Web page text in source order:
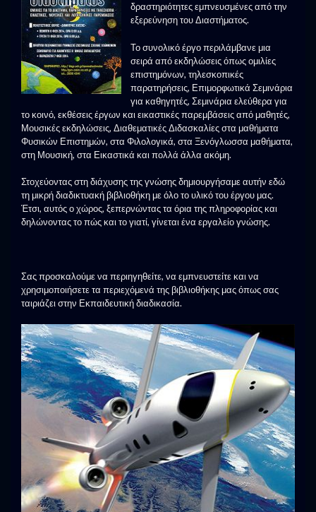
δραστηριότητες εμπνευσμένες από την
εξερεύνηση του Διαστήματος.
Το συνολικό έργο περιλάμβανε μια
σειρά από εκδηλώσεις όπως ομιλίες
επιστημόνων, τηλεσκοπικές
παρατηρήσεις, Επιμορφωτικά Σεμινάρια
για καθηγητές, Σεμινάρια ελεύθερα για
το κοινό, εκθέσεις έργων και εικαστικές παρεμβάσεις από μαθητές,
Μουσικές εκδηλώσεις, Διαθεματικές Διδασκαλίες στα μαθήματα
Φυσικών Επιστημών, στα Φιλολογικά, στα Ξενόγλωσσα μαθήματα,
στη Μουσική, στα Εικαστικά και πολλά άλλα ακόμη.
Στοχεύοντας στη διάχυσης της γνώσης δημιουργήσαμε αυτήν εδώ
τη μικρή διαδικτυακή βιβλιοθήκη με όλο το υλικό του έργου μας.
Έτσι, αυτός ο χώρος, ξεπερνώντας τα όρια της πληροφορίας και
δηλώνοντας το πώς και το γιατί, γίνεται ένα εργαλείο γνώσης.
Σας προσκαλούμε να περιηγηθείτε, να εμπνευστείτε και να
χρησιμοποιήσετε τα περιεχόμενά της βιβλιοθήκης μας όπως σας
ταιριάζει στην Εκπαιδευτική διαδικασία.